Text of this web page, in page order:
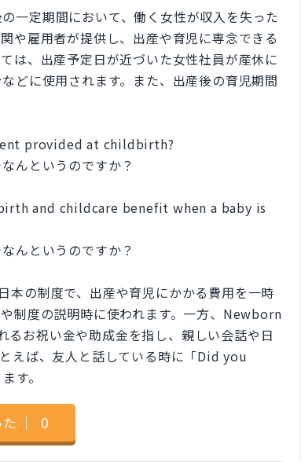
一定期間において、働く女性が収入を失った
や雇用者が提供し、出産や育児に専念できる
は、出産予定日が近づいた女性社員が産休に
どに使用されます。また、出産後の育児期間
provided at childbirth?
んというのですか？
and childcare benefit when a baby is
んというのですか？
制度で、出産や育児にかかる費用を一時
制度の説明時に使われます。一方、Newborn
お祝い金や助成金を指し、親しい会話や日
えば、友人と話している時に「Did you
す。
｜ 0